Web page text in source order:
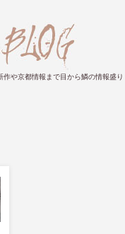
や京都情報まで目から鱗の情報盛り